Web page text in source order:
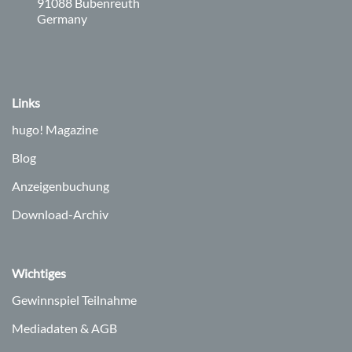
Germany
Links
hugo! Magazine
Blog
Anzeigenbuchung
Download-Archiv
Wichtiges
Gewinnspiel Teilnahme
Mediadaten & AGB